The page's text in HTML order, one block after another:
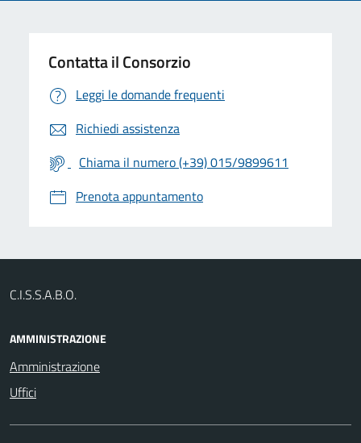
Contatta il Consorzio
Leggi le domande frequenti
Richiedi assistenza
Chiama il numero (+39) 015/9899611
Prenota appuntamento
C.I.S.S.A.B.O.
AMMINISTRAZIONE
Amministrazione
Uffici